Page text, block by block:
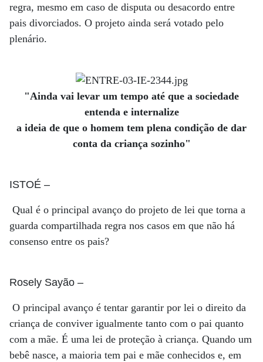
regra, mesmo em caso de disputa ou desacordo entre
pais divorciados. O projeto ainda será votado pelo
plenário.
"Ainda vai levar um tempo até que a sociedade
entenda e internalize
a ideia de que o homem tem plena condição de dar
conta da criança sozinho"
ISTOÉ –
Qual é o principal avanço do projeto de lei que torna a
guarda compartilhada regra nos casos em que não há
consenso entre os pais?
Rosely Sayão –
O principal avanço é tentar garantir por lei o direito da
criança de conviver igualmente tanto com o pai quanto
com a mãe. É uma lei de proteção à criança. Quando um
bebê nasce, a maioria tem pai e mãe conhecidos e, em